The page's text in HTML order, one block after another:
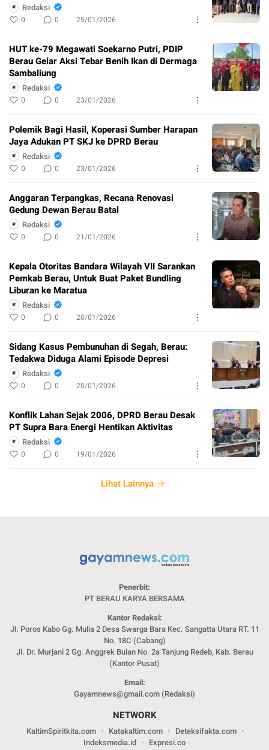
Redaksi
0 0 25/01/2026
​HUT ke-79 Megawati Soekarno Putri, PDIP
Berau Gelar Aksi Tebar Benih Ikan di Dermaga
Sambaliung
Redaksi
0 0 23/01/2026
Polemik Bagi Hasil, Koperasi Sumber Harapan
Jaya Adukan PT SKJ ke DPRD Berau
Redaksi
0 0 23/01/2026
Anggaran Terpangkas, Recana Renovasi
Gedung Dewan Berau Batal
Redaksi
0 0 21/01/2026
Kepala Otoritas Bandara Wilayah VII Sarankan
Pemkab Berau, Untuk Buat Paket Bundling
Liburan ke Maratua
Redaksi
0 0 20/01/2026
Sidang Kasus Pembunuhan di Segah, Berau:
Tedakwa Diduga Alami Episode Depresi
Redaksi
0 0 20/01/2026
Konflik Lahan Sejak 2006, DPRD Berau Desak
PT Supra Bara Energi Hentikan Aktivitas
Redaksi
0 0 19/01/2026
Lihat Lainnya
Penerbit:
PT BERAU KARYA BERSAMA
Kantor Redaksi:
Jl. Poros Kabo Gg. Mulia 2 Desa Swarga Bara Kec. Sangatta Utara RT. 11
No. 18C (Cabang)
Jl. Dr. Murjani 2 Gg. Anggrek Bulan No. 2a Tanjung Redeb, Kab. Berau
(Kantor Pusat)
Email:
Gayamnews@gmail.com (Redaksi)
NETWORK
KaltimSpiritkita.com Katakaltim.com
Deteksifakta.com
Indeksmedia.id
Expresi.co